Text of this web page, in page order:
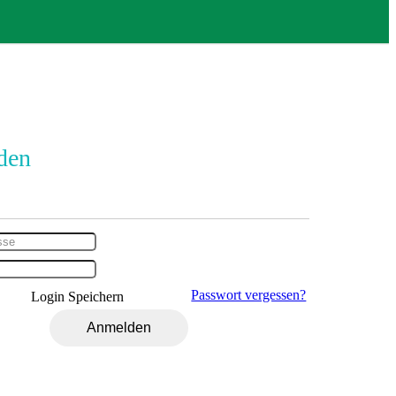
Login Speichern Passwort vergessen?
Anmelden